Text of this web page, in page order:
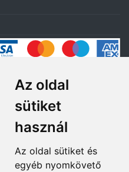
Az oldal
sütiket
használ
Az oldal sütiket és
egyéb nyomkövető